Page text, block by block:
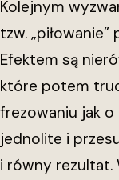
Kolejnym
tzw.
Efektem są
które potem
frezowaniu jak o
jednolite i
i równy rezultat.